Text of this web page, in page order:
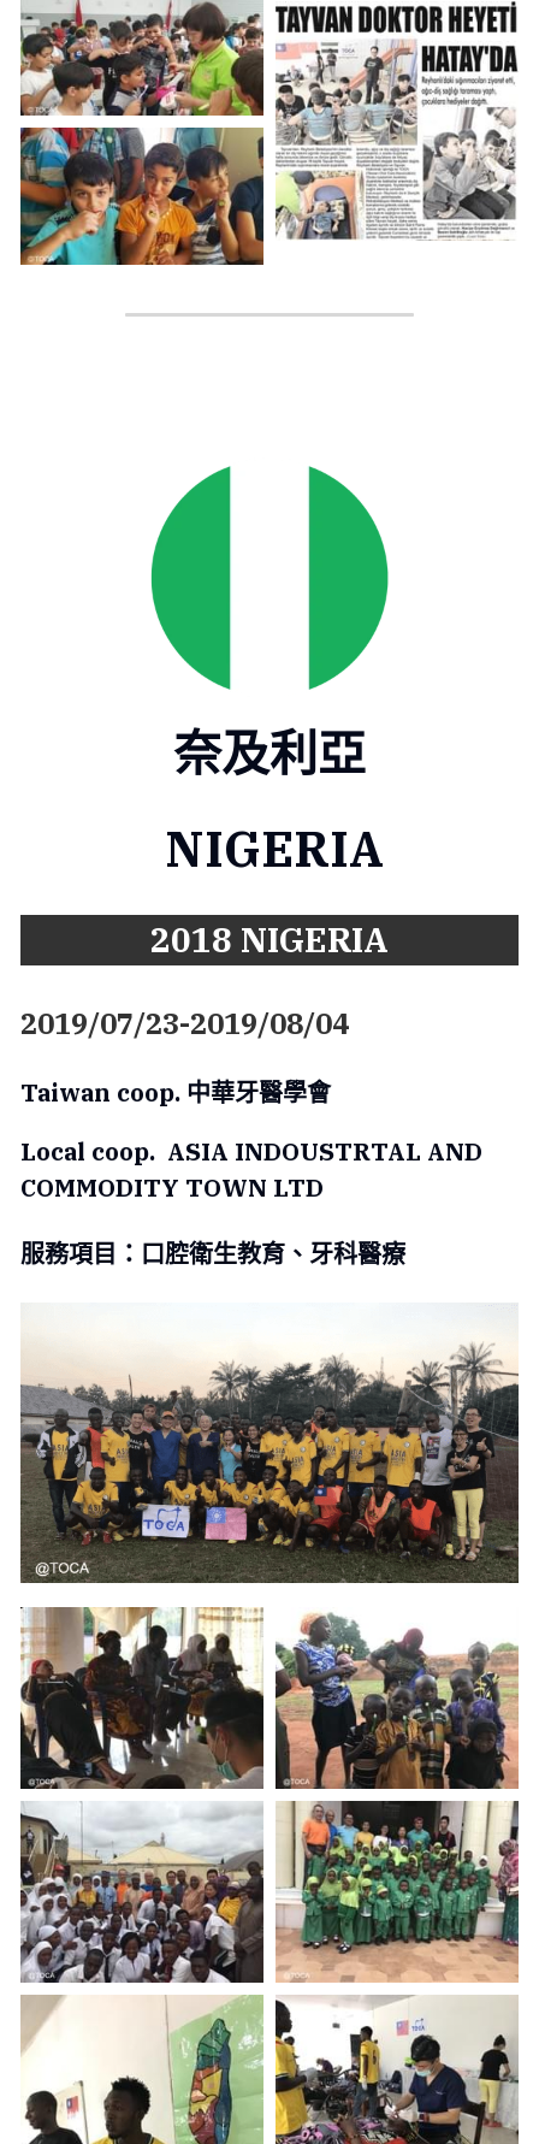
奈及利亞
NIGERIA
2018 NIGERIA
2019/07/23-2019/08/04
Taiwan coop. 中華牙醫學會
Local coop.  ASIA INDOUSTRTAL AND
COMMODITY TOWN LTD
服務項目：口腔衛生教育、牙科醫療